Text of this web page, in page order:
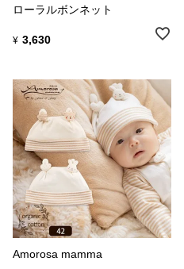
ローラルボンネット
¥ 3,630
Amorosa mamma